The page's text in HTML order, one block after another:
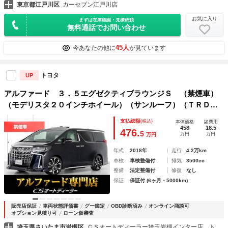
東京都江戸川区 カーセブン江戸川店
まずは在庫確認・見積依頼
無料通話でお問い合わせ
お気に入り
今あなたの他に45人が見ています
UP トヨタ
アルファード ３．５エグゼクティブラウンジＳ （禁煙車）
（モデリスタ２０インチホイール）（サンルーフ）（ＴＲＤエ
アロ）ダウンサス／新品タイヤ交換済／ＪＢＬサウンド／白本
革シート／後席モニター／トヨタセーフティセンス／全周囲カ
メラ／ＡＣ１００Ｖ電源
支払総額(税込)
476.5 万円
本体価格
458
万円
諸費用
18.5
万円
年式 2018年 走行
4.2万km
車検
車検整備付 排気
3500cc
整備
法定整備付 修復
なし
保証
保証付 (6ヶ月・5000km)
販売店保証 車両状態評価書 グー鑑定 OBD診断済み
オンライン商談可
オプション見積り可
ローン仮審査